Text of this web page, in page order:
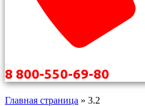
8 800-550-69-80
Главная страница » 3.2